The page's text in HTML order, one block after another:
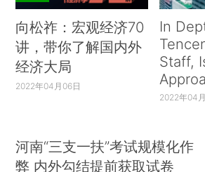
向松祚：宏观经济70
讲，带你了解国内外
经济大局
2022年04月06日
In
Staff,
2022年04
河南“三支一扶”考试规模化作
弊 内外勾结提前获取试卷